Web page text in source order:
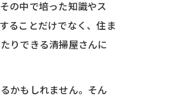
の中で培った知識やス
ることだけでなく、住ま
りできる清掃屋さんに
かもしれません。そん